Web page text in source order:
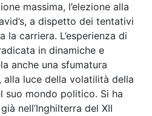
massima, l’elezione alla
a dispetto dei tentativi
carriera. L’esperienza di
in dinamiche e
anche una sfumatura
alla luce della volatilità della
suo mondo politico. Si ha
nell’Inghilterra del XII